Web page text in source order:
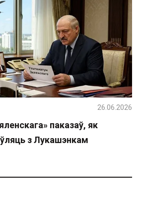
паказаў, як
з Лукашэнкам
26.06.2026